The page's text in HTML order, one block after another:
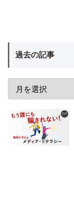
過去の記事